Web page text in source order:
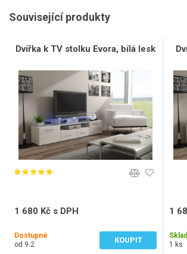
Související produkty
Dvířka k TV stolku Evora, bílá lesk
1 680 Kč s DPH
Dostupné
od 9.2.
KOUPIT
1
1 ks